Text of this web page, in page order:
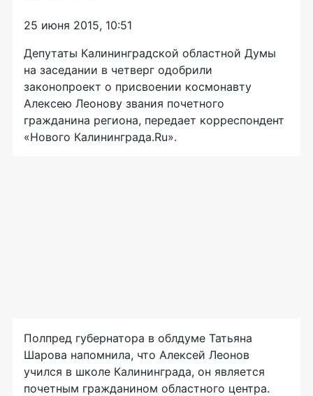
25 июня 2015, 10:51
Депутаты Калининградской областной Думы
на заседании в четверг одобрили
законопроект о присвоении космонавту
Алексею Леонову звания почетного
гражданина региона, передает корреспондент
«Нового Калининграда.Ru».
Полпред губернатора в облдуме Татьяна
Шарова напомнила, что Алексей Леонов
учился в школе Калининграда, он является
почетным гражданином областного центра.